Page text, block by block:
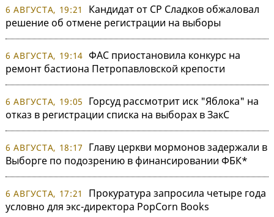
6 АВГУСТА, 19:21
Кандидат от СР Сладков обжаловал
решение об отмене регистрации на выборы
6 АВГУСТА, 19:14 ФАС приостановила конкурс на
ремонт бастиона Петропавловской крепости
6 АВГУСТА, 19:05
Горсуд рассмотрит иск "Яблока" на
отказ в регистрации списка на выборах в ЗакС
6 АВГУСТА, 18:17
Главу церкви мормонов задержали в
Выборге по подозрению в финансировании ФБК*
6 АВГУСТА, 17:21
Прокуратура запросила четыре года
условно для экс-директора PopCorn Books